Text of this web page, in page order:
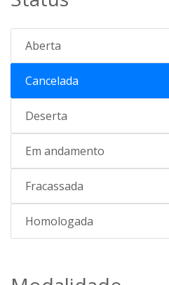
Aberta
Cancelada
Deserta
Em andamento
Fracassada
Homologada